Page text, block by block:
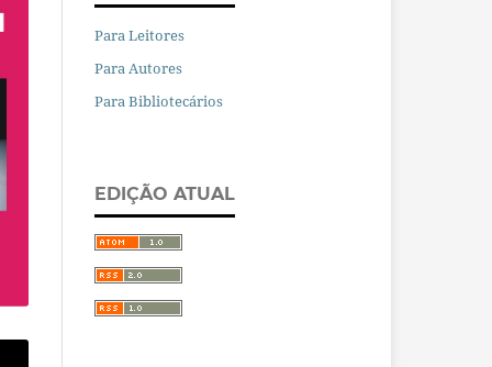
Para Leitores
Para Autores
Para Bibliotecários
EDIÇÃO ATUAL